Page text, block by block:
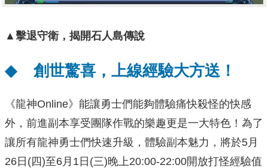
▲ 擊退守衛，揭開石人島傳說
◆ 創世驚喜，上線經驗大方送！
《龍神Online》能讓勇士們能夠體驗痛快殺怪的快感
外，前進副本享受團隊作戰的樂趣更是一大特色！為了
讓所有龍神勇士們快速升級，體驗副本魅力，將於5月
26日(四)至6月1日(三)晚上20:00-22:00開放打怪經驗值